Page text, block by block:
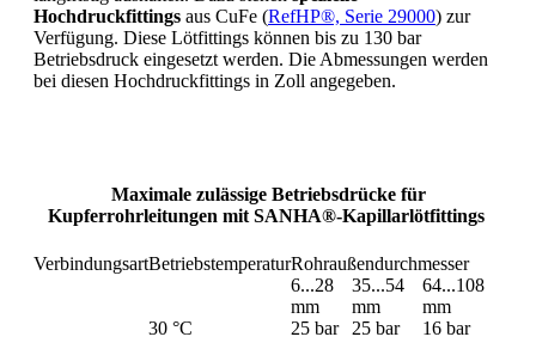
Hochdruckfittings aus CuFe (RefHP®, Serie 29000) zur
Verfügung. Diese Lötfittings können bis zu 130 bar
Betriebsdruck eingesetzt werden. Die Abmessungen werden
bei diesen Hochdruckfittings in Zoll angegeben.
Maximale zulässige Betriebsdrücke für
Kupferrohrleitungen mit SANHA®-Kapillarlötfittings
VerbindungsartBetriebstemperaturRohraußendurchmesser
6...28
mm
35...54
mm
64...108
mm
30 °C 25 bar 25 bar
16 bar